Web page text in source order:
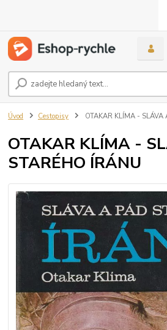
Úvod Cestopisy OTAKAR KLÍMA -
OTAKAR KLÍMA -
STARÉHO ÍRÁNU